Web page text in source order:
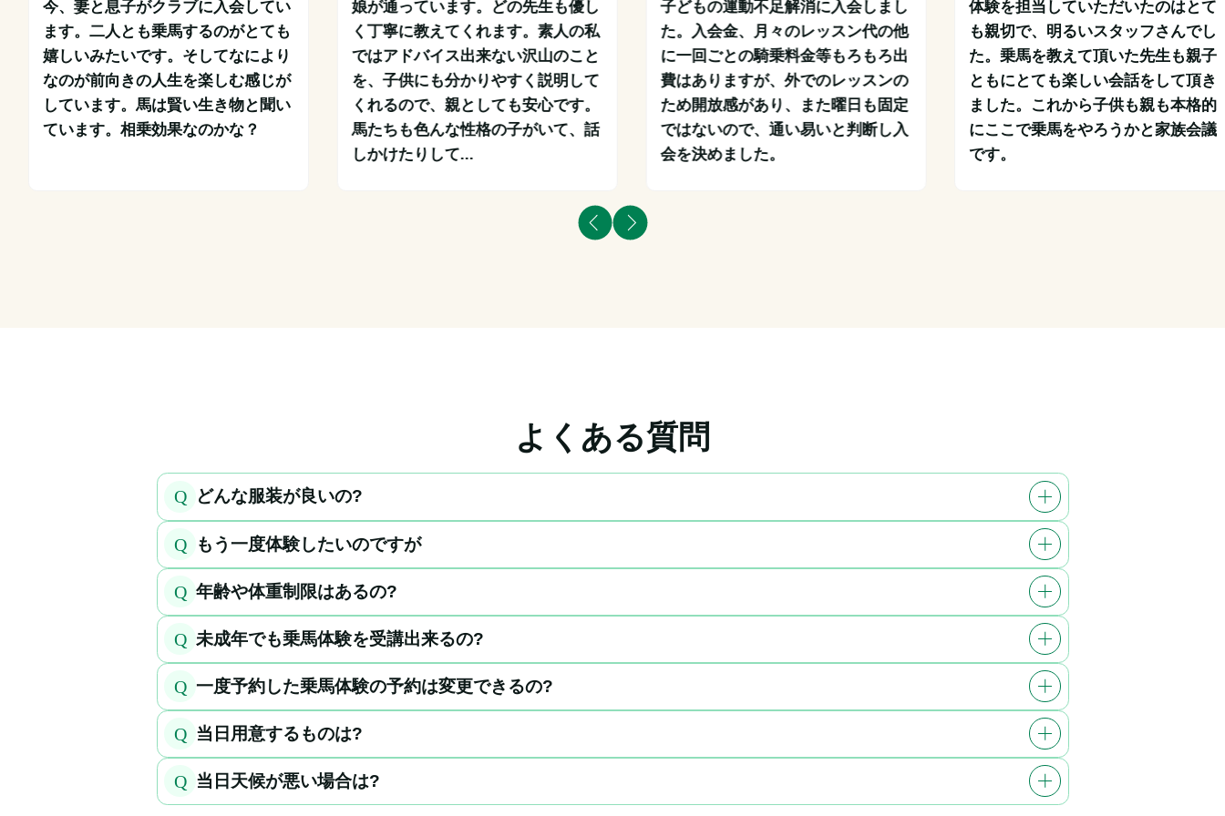
今、妻と息子がクラブに入会してい
ます。二人とも乗馬するのがとても
嬉しいみたいです。そしてなにより
なのが前向きの人生を楽しむ感じが
しています。馬は賢い生き物と聞い
ています。相乗効果なのかな？
娘が通っています。どの先生も優し
く丁寧に教えてくれます。素人の私
ではアドバイス出来ない沢山のこと
を、子供にも分かりやすく説明して
くれるので、親としても安心です。
馬たちも色んな性格の子がいて、話
しかけたりして...
子どもの運動不足解消に入会しまし
た。入会金、月々のレッスン代の他
に一回ごとの騎乗料金等もろもろ出
費はありますが、外でのレッスンの
ため開放感があり、また曜日も固定
ではないので、通い易いと判断し入
会を決めました。
体験を担当していただいたのはとて
も親切で、明るいスタッフさんでし
た。乗馬を教えて頂いた先生も親子
ともにとても楽しい会話をして頂き
ました。これから子供も親も本格的
にここで乗馬をやろうかと家族会議
です。
よくある質問
Q どんな服装が良いの?
Q もう一度体験したいのですが
Q 年齢や体重制限はあるの?
Q 未成年でも乗馬体験を受講出来るの?
Q 一度予約した乗馬体験の予約は変更できるの?
Q 当日用意するものは?
Q 当日天候が悪い場合は?